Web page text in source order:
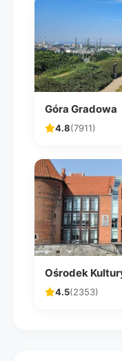
Góra Gradowa
4.8(7911)
Ośrodek
4.5(2353)